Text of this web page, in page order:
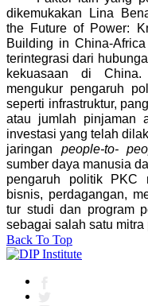
dikemukakan Lina
the Future of Power:
Building in China-
terintegrasi dari
kekuasaan di China.
mengukur pengaruh
seperti infrastruktur,
atau jumlah pinjaman
investasi yang telah
jaringan people-to-
sumber daya manusia
pengaruh politik PKC
bisnis, perdagangan,
tur studi dan program
sebagai salah satu
Back To Top